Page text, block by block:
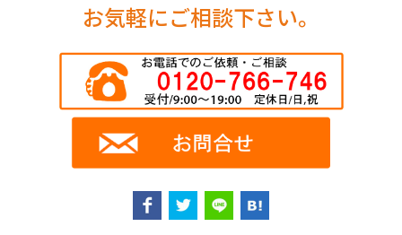
お気軽にご相談下さい。